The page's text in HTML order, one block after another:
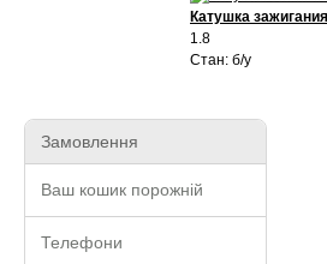
Катушка
1.8
Стан: б/у
Замовлення
Ваш кошик порожній
Телефони